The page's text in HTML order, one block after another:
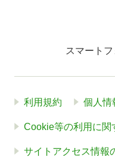
スマート
利用規約 個人情
Cookie等の利用に関
サイトアクセス情報